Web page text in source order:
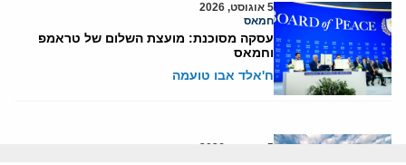
5 אוגוסט, 2026
חמאס
עסקה מסוכנת: מועצת השלום של טראמפ
וחמאס
ח'אלד אבו טועמה
5 אוגוסט, 2026